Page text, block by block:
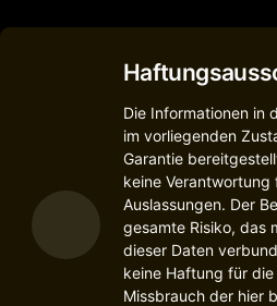
Die Informationen in
im vorliegenden
Garantie
keine Verantwortung
Auslassungen. Der
gesamte Risiko, das
dieser Daten
keine Haftung für
Missbrauch der hier